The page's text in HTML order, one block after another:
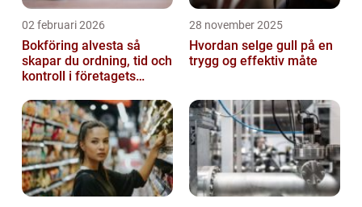
02 februari 2026
Bokföring alvesta så
skapar du ordning, tid och
kontroll i företagets
28 november 2025
Hvordan selge gull på en
trygg og effektiv måte